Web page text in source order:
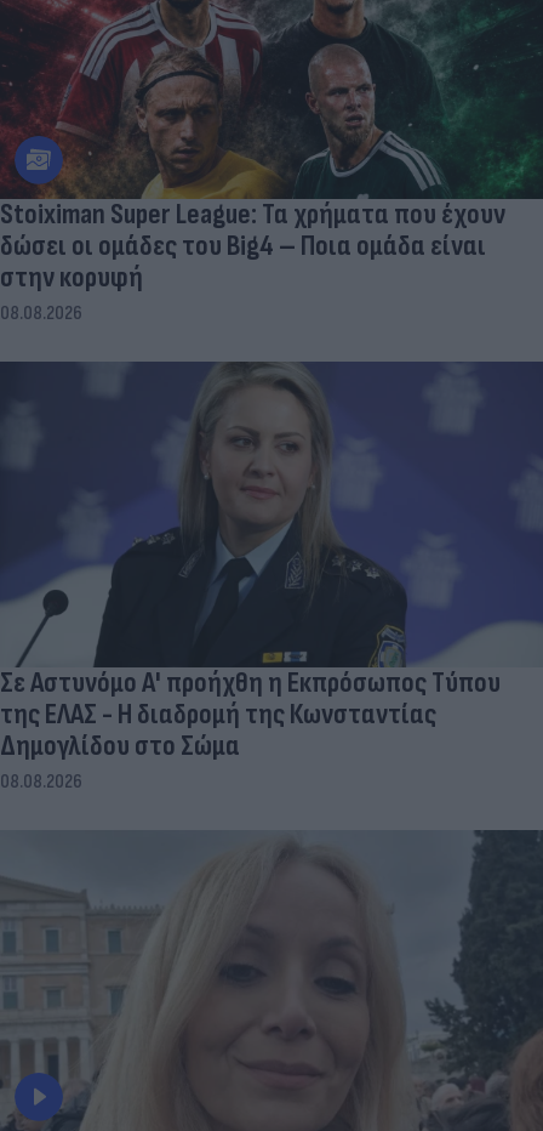
Stoiximan Super League: Τα χρήματα που έχουν
δώσει οι ομάδες του Big4 – Ποια ομάδα είναι
στην κορυφή
08.08.2026
Σε Αστυνόμο Α' προήχθη η Εκπρόσωπος Τύπου
της ΕΛΑΣ - Η διαδρομή της Κωνσταντίας
Δημογλίδου στο Σώμα
08.08.2026